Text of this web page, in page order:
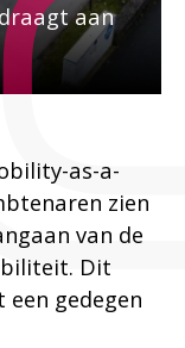
aan
as-a-
zien
van de
Dit
gedegen